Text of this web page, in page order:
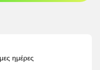
ημέρες